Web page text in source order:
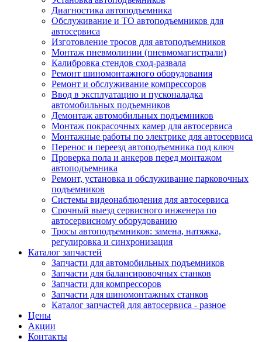
Диагностика автоподъемника
Обслуживание и ТО автоподъемников для
автосервиса
Изготовление тросов для автоподъемников
Монтаж пневмолинии (пневмомагистрали)
Калибровка стендов сход-развала
Ремонт шиномонтажного оборудования
Ремонт и обслуживание компрессоров
Ввод в эксплуатацию и пусконаладка
автомобильных подъемников
Демонтаж автомобильных подъемников
Монтаж покрасочных камер для автосервиса
Монтажные работы по электрике для автосервиса
Перенос и переезд автоподъемника под ключ
Проверка пола и анкеров перед монтажом
автоподъемника
Ремонт, установка и обслуживание парковочных
подъемников
Системы видеонаблюдения для автосервиса
Срочный выезд сервисного инженера по
автосервисному оборудованию
Тросы автоподъемников: замена, натяжка,
регулировка и синхронизация
Каталог запчастей
Запчасти для автомобильных подъемников
Запчасти для балансировочных станков
Запчасти для компрессоров
Запчасти для шиномонтажных станков
Каталог запчастей для автосервиса - разное
Цены
Акции
Контакты